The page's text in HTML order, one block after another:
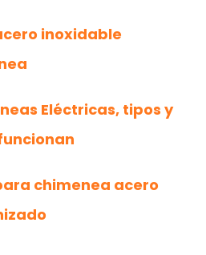
inoxidable
Eléctricas, tipos y
chimenea acero